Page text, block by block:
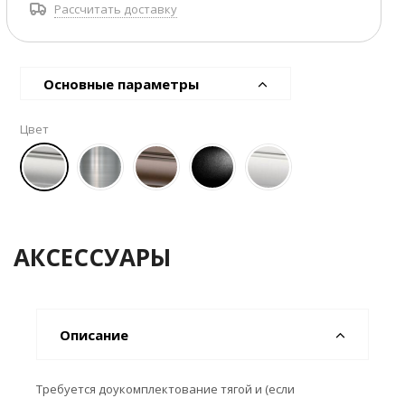
Рассчитать доставку
Основные параметры
Цвет
АКСЕССУАРЫ
Описание
Требуется доукомплектование тягой и (если